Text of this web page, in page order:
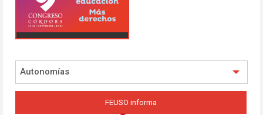
Autonomías
FEUSO informa